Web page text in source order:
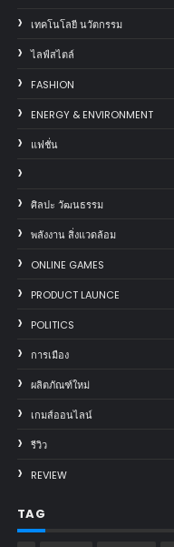
เทคโนโลยี นวัตกรรม
ไลฟ์สไตล์
FASHION
ENERGY & ENVIRONMENT
แฟชั่น
ศิลปะ วัฒนธรรม
พลังงาน สิ่งแวดล้อม
ONLINE GAMES
PRODUCT LAUNCE
POLITICS
การเมือง
ผลิตภัณฑ์ใหม่
เกมส์ออนไลน์
รีวิว
REVIEW
TAG